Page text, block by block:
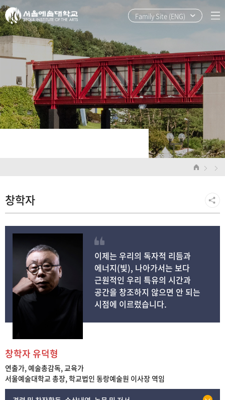
본
문
바
로
가
기
주
메
뉴
바
로
가
Family Site (ENG)
창학자
이제는 우리의 독자적 리듬과
에너지(빛), 나아가서는 보다
근원적인 우리 특유의 시간과
공간을 창조하지 않으면 안 되는
시점에 이르렀습니다.
창학자 유덕형
연출가, 예술총감독, 교육가
서울예술대학교 총장, 학교법인 동랑예술원 이사장 역임